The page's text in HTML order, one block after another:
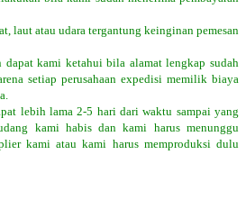
laut atau udara tergantung keinginan pemesan
kami ketahui bila alamat lengkap sudah
setiap perusahaan expedisi memilik biaya
lebih lama 2-5 hari dari waktu sampai yang
kami habis dan kami harus menunggu
kami atau kami harus memproduksi dulu